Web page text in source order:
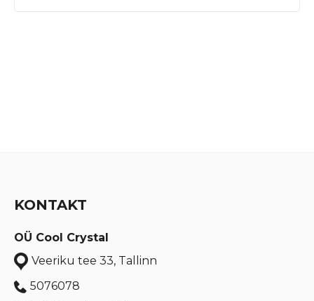
KONTAKT
OÜ Cool Crystal
Veeriku tee 33, Tallinn
5076078